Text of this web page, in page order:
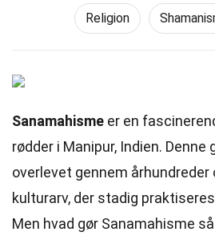
Religion
Sanamahisme er en
rødder i Manipur, Indien. Denne
overlevet gennem århundreder
kulturarv, der stadig
Men hvad gør Sanamahisme